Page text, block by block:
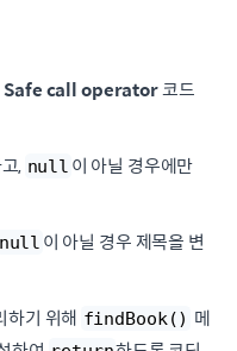
Safe call operator코드
, null 이 아닐 경우에만
null 이 아닐 경우 제목을 변
하기 위해 findBook() 메